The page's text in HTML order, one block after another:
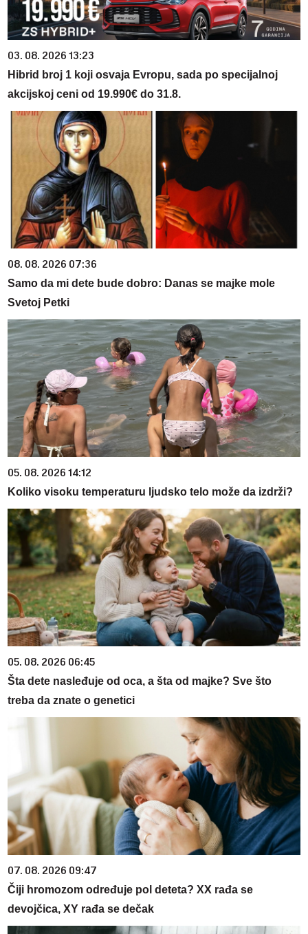
03. 08. 2026 13:23
Hibrid broj 1 koji osvaja Evropu, sada po specijalnoj
akcijskoj ceni od 19.990€ do 31.8.
08. 08. 2026 07:36
Samo da mi dete bude dobro: Danas se majke mole
Svetoj Petki
05. 08. 2026 14:12
Koliko visoku temperaturu ljudsko telo može da izdrži?
05. 08. 2026 06:45
Šta dete nasleđuje od oca, a šta od majke? Sve što
treba da znate o genetici
07. 08. 2026 09:47
Čiji hromozom određuje pol deteta? XX rađa se
devojčica, XY rađa se dečak